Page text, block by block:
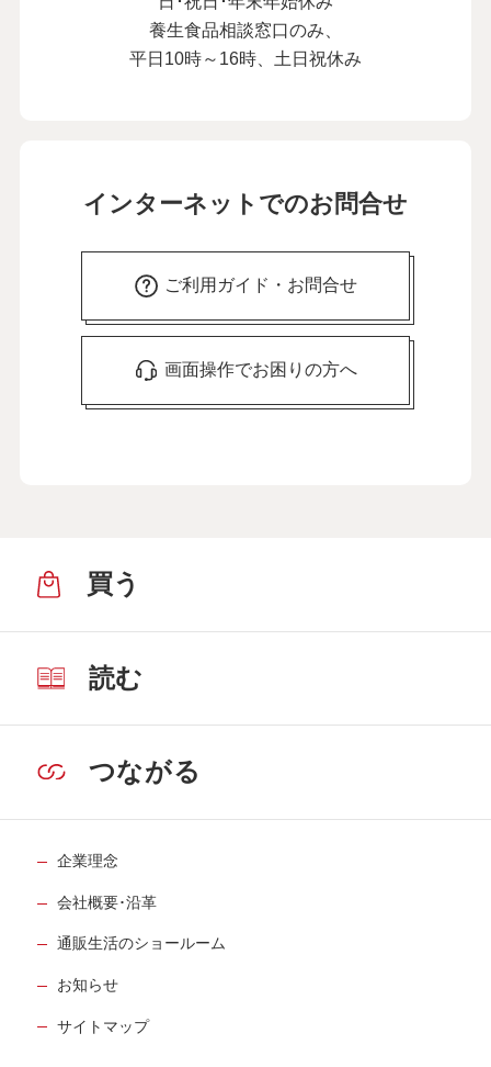
養生食品相談窓口のみ、
平日10時～16時、土日祝休み
インターネットでのお問合せ
ご利用ガイド・お問合せ
画面操作でお困りの方へ
買う
読む
つながる
企業理念
会社概要･沿革
通販生活のショールーム
お知らせ
サイトマップ